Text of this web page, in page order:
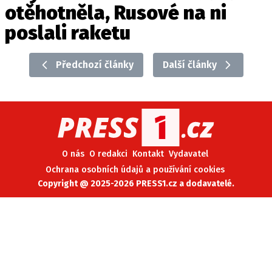
otěhotněla, Rusové na ni
poslali raketu
Předchozí články Další články
O nás O redakci Kontakt Vydavatel
Ochrana osobních údajů a používání cookies
Copyright @ 2025-2026 PRESS1.cz a dodavatelé.